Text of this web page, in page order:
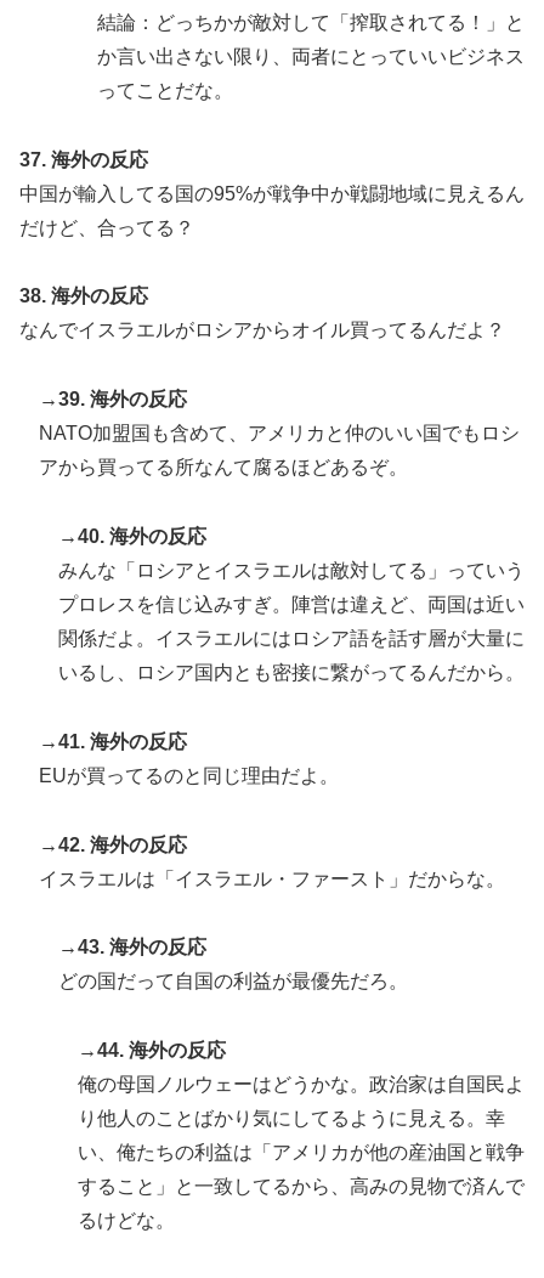
結論：どっちかが敵対して「搾取されてる！」と
か言い出さない限り、両者にとっていいビジネス
ってことだな。
37. 海外の反応
中国が輸入してる国の95%が戦争中か戦闘地域に見えるん
だけど、合ってる？
38. 海外の反応
なんでイスラエルがロシアからオイル買ってるんだよ？
→39. 海外の反応
NATO加盟国も含めて、アメリカと仲のいい国でもロシ
アから買ってる所なんて腐るほどあるぞ。
→40. 海外の反応
みんな「ロシアとイスラエルは敵対してる」っていう
プロレスを信じ込みすぎ。陣営は違えど、両国は近い
関係だよ。イスラエルにはロシア語を話す層が大量に
いるし、ロシア国内とも密接に繋がってるんだから。
→41. 海外の反応
EUが買ってるのと同じ理由だよ。
→42. 海外の反応
イスラエルは「イスラエル・ファースト」だからな。
→43. 海外の反応
どの国だって自国の利益が最優先だろ。
→44. 海外の反応
俺の母国ノルウェーはどうかな。政治家は自国民よ
り他人のことばかり気にしてるように見える。幸
い、俺たちの利益は「アメリカが他の産油国と戦争
すること」と一致してるから、高みの見物で済んで
るけどな。